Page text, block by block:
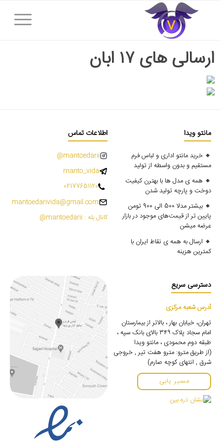
ارسالی های ۱۷ ابان
مانتو ویدا
🔸 خرید مانتو اداری و لباس فرم
مستقیم و بدون واسطه از تولید
🔸 همه ی مدل ها با بهترن کیفیت
دوخت و پارچه تولید شدن
🔸 بیشتر مدلا 500 الی 900 تومن
پایین تر از قیمت‌های موجود در بازار
عرضه میشن
🔸 ارسال به همه ی نقاط ایران با
کمترین هزینه
اطلاعات تماس
mantoedarii@
manto_vida
02177651120
mantoedarivida@gmail.com
کانال بله : mantoedarii@
دسترسی سریع
آدرس شعبه مرکزی
تهران، خیابان بهار ، بالاتر از بیمارستان
امام سجاد پلاک ۳۴۹ بالای بانک سپه ،
طبقه دوم محمودی ، مانتو ویدا
(از طریق مترو: مترو هفت تیر , خروجی
شرق , انتهای کوچه صارم)
مسیر یابی